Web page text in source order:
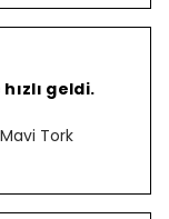
geldi.
Tork